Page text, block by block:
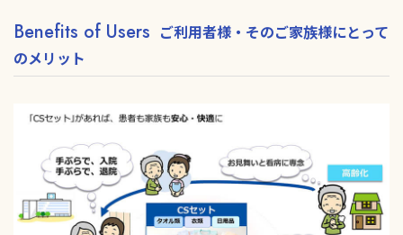
Benefits of Users ご利用者様・そのご家族様にとって
のメリット